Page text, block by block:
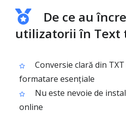
De ce au
utilizatorii în Text
Conversie clară din
formatare esențiale
Nu este nevoie de
online